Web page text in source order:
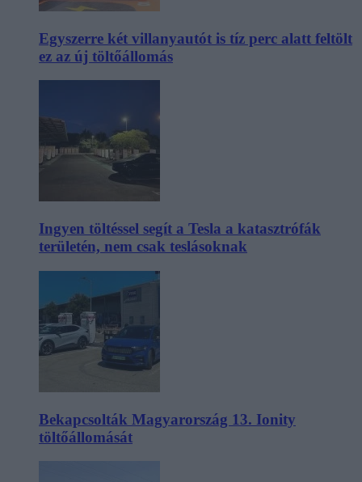
Egyszerre két villanyautót is tíz perc alatt feltölt
ez az új töltőállomás
Ingyen töltéssel segít a Tesla a katasztrófák
területén, nem csak teslásoknak
Bekapcsolták Magyarország 13. Ionity
töltőállomását